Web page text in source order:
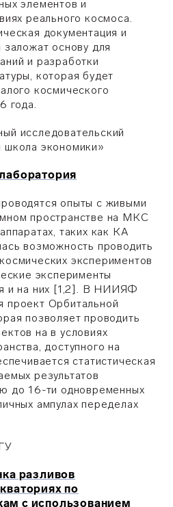
элементов и
реального космоса.
документация и
заложат основу для
и разработки
которая будет
космического
года.
исследовательский
школа экономики»
опыты с живыми
пространстве на МКС
таких как КА
возможность проводить
экспериментов
эксперименты
и на них [1,2]. В НИИЯФ
проект Орбитальной
позволяет проводить
на в условиях
доступного на
статистическая
результатов
до 16-ти одновременных
ампулах переделах
разливов
по
с использованием